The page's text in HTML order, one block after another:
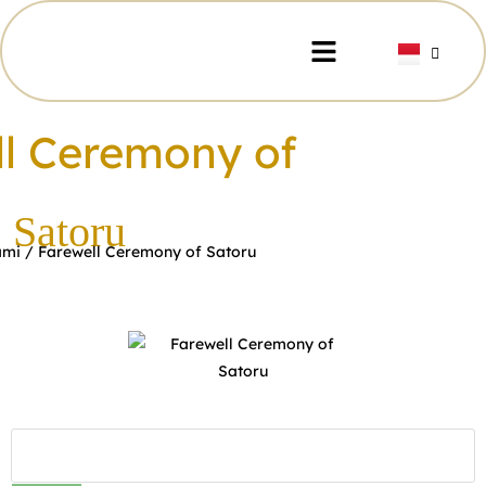
Ceremony of
Satoru
/ Farewell Ceremony of Satoru